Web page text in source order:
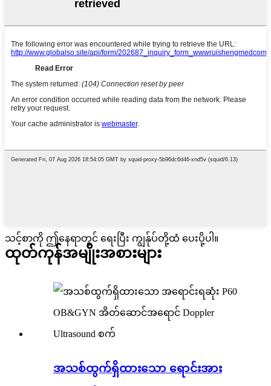
သင့်စာကို ဤနေရာတွင် ရေးပြီး ကျွန်ုပ်တို့ထံ ပေးပို့ပါ။
ထုတ်ကုန်အမျိုးအစားများ
အသစ်ထွက်ရှိထားသော ရောင်းအား